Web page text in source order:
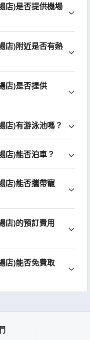
店)是否提供機場
店)附近是否有熱
店)是否提供
店)有游泳池嗎？
店)能否泊車？
店)能否攜帶寵
店)的預訂費用
店)能否免費取